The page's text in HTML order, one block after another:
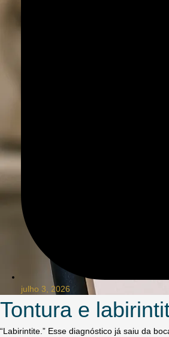
julho 3, 2026
Tontura e
“Labirintite.” Esse diagnóstico já saiu da